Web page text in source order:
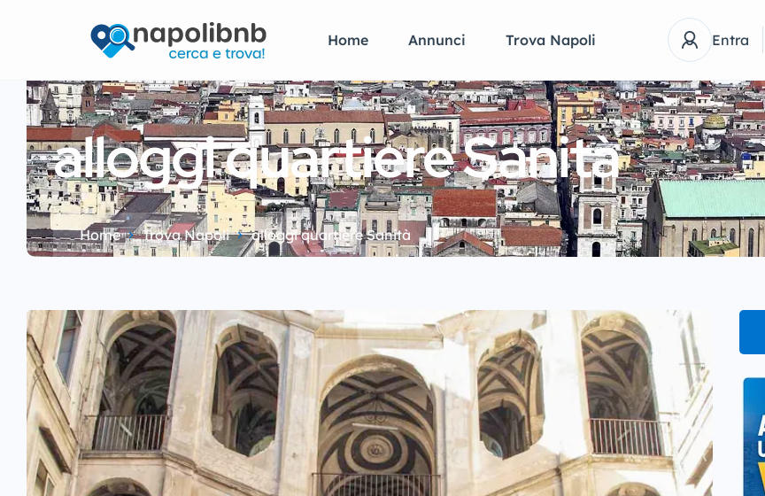
Home Annunci Trova Napoli Entra
alloggi quartiere Sanità
Home Trova Napoli alloggi quartiere Sanità